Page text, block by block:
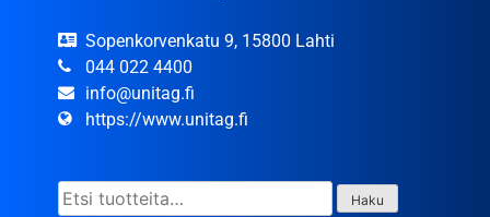
Sopenkorvenkatu 9, 15800 Lahti
044 022 4400
info@unitag.fi
https://www.unitag.fi
Etsi: Haku